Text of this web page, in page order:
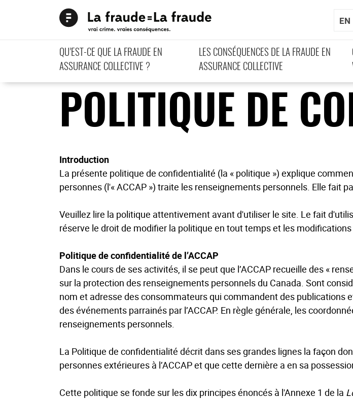
EN
QU’EST-CE QUE LA FRAUDE EN
ASSURANCE COLLECTIVE ?
LES CONSÉQUENCES DE LA FRAUDE EN
ASSURANCE COLLECTIVE
POLITIQUE DE
Introduction
La présente politique de confidentialité (la « politique ») explique
personnes (l'« ACCAP ») traite les renseignements personnels. Elle fait
Veuillez lire la politique attentivement avant d'utiliser le site. Le fait
réserve le droit de modifier la politique en tout temps et les
Politique de confidentialité de l’ACCAP
Dans le cours de ses activités, il se peut que l’ACCAP recueille des «
sur la protection des renseignements personnels du Canada. Sont
nom et adresse des consommateurs qui commandent des publications
des événements parrainés par l’ACCAP. En règle générale, les
renseignements personnels.
La Politique de confidentialité décrit dans ses grandes lignes la façon
personnes extérieures à l’ACCAP et que cette dernière a en sa
Cette politique se fonde sur les dix principes énoncés à l'Annexe 1 de la